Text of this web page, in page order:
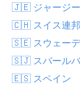
🇯🇪 ジャージー
🇨🇭 スイス連邦
🇸🇪 スウェー
🇸🇯 スバールバ
🇪🇸 スペイン